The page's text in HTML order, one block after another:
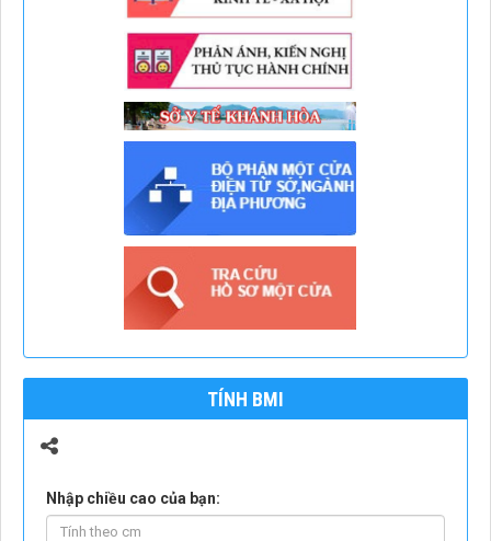
TÍNH BMI
Nhập chiều cao của bạn: